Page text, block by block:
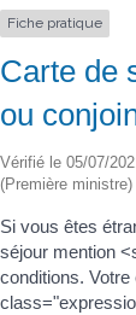
Fiche pratique
Carte de
ou
Vérifié le 05/07/
(Première ministre)
Si vous êtes
séjour mention
conditions.